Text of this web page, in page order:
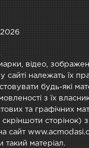
відео,
сайті належать їх
будь-які
з їх
та графічних
сторінок)
сайт
матеріал.